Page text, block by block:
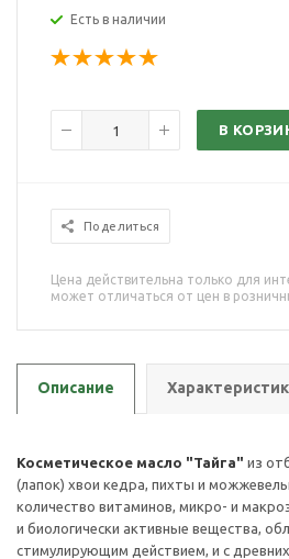
Есть в наличии
В
Поделиться
Цена действительна только для
может отличаться от цен в
Описание
Косметическое масло "Тайга" из
(лапок) хвои кедра, пихты и
количество витаминов, микро- и
и биологически активные вещества,
стимулирующим действием, и с